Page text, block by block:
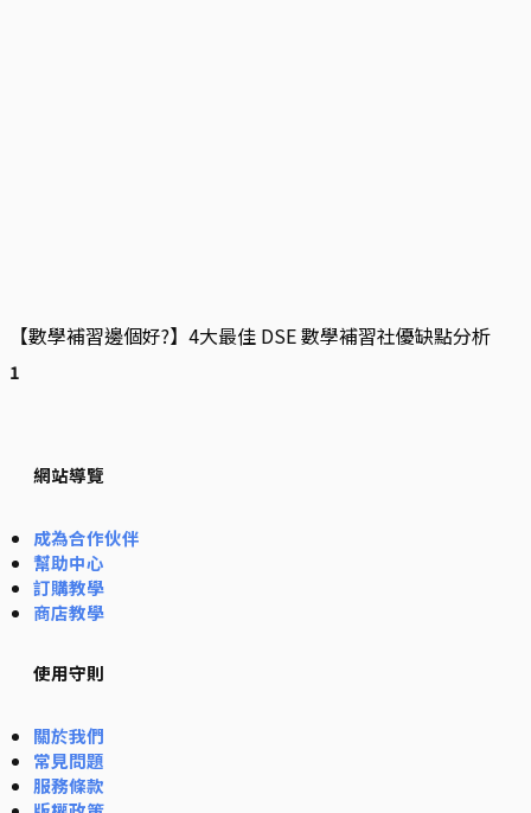
【數學補習邊個好?】4大最佳 DSE 數學補習社優缺點分析
網站導覽
成為合作伙伴
幫助中心
訂購教學
商店教學
使用守則
關於我們
常見問題
服務條款